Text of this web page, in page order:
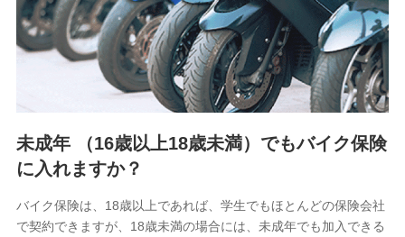
けている保険会社・提携会社の保険その他に関する情報を提
供し、金融商品等の契約を勧奨するため
アンケートやキャンペーン等の実施のため
上記に係る連絡・手続き・管理等付帯業務を行うため
5.通話録音にて取得する情報
電話対応の品質向上およびお問合せ内容の正確な把握のため
6.採用応募者の個人情報
採用選考および入社手続を実施するため
未成年 （16歳以上18歳未満）でもバイク保険
に入れますか？
バイク保険は、18歳以上であれば、学生でもほとんどの保険会社
で契約できますが、18歳未満の場合には、未成年でも加入できる